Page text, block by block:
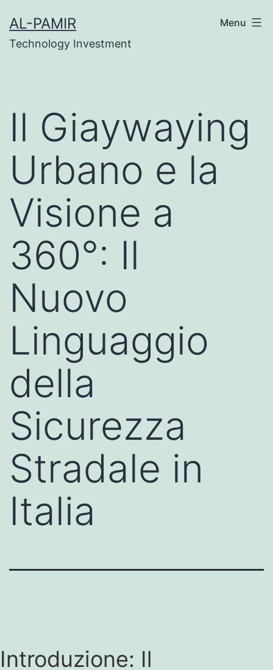
to
content
AL-PAMIR
Technology Investment
Menu
Il Giaywaying
Urbano e la
Visione a
360°: Il
Nuovo
Linguaggio
della
Sicurezza
Stradale in
Italia
Introduzione: Il